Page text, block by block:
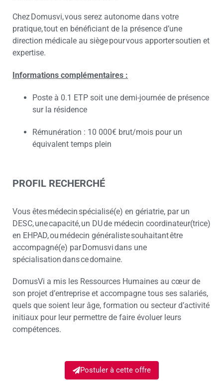
Chez Domusvi, vous serez autonome dans votre
pratique, tout en bénéficiant de la présence d’une
direction médicale au siège pour vous apporter soutien et
expertise.
Informations complémentaires :
Poste à 0.1 ETP soit une demi-journée de présence
sur la résidence
Rémunération : 10 000€ brut/mois pour un
équivalent temps plein
PROFIL RECHERCHÉ
Vous êtes médecin spécialisé(e) en gériatrie, par un
DESC, une capacité, un DU de médecin coordinateur(trice)
en EHPAD, ou médecin généraliste souhaitant être
accompagné(e) par Domusvi dans une
spécialisation dans ce domaine.
DomusVi a mis les Ressources Humaines au cœur de
son projet d’entreprise et accompagne tous ses salariés,
quels que soient leur âge, formation ou secteur d’activité
initiaux pour leur permettre de faire évoluer leurs
compétences.
Postuler à cette offre